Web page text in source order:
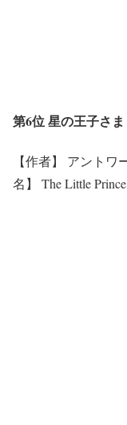
第6位 星の王子さ
【作者】 アント
名】 The Little Prince